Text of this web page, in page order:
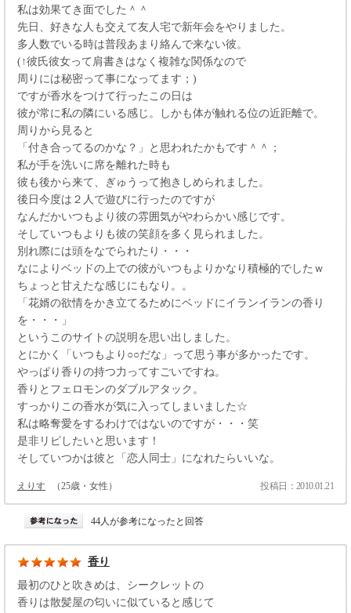
私は効果てき面でした＾＾
先日、好きな人も交えて友人宅で新年会をやりました。
多人数でいる時は普段あまり絡んで来ない彼。
(↑彼氏彼女って肩書きはなく複雑な関係なので
周りには秘密って事になってます；)
ですが香水をつけて行ったこの日は
彼が常に私の隣にいる感じ。しかも体が触れる位の近距離で。
周りから見ると
「付き合ってるのかな？」と思われたかもです＾＾；
私が手を洗いに席を離れた時も
彼も後から来て、ぎゅうって抱きしめられました。
後日今度は２人で遊びに行ったのですが
なんだかいつもより彼の雰囲気がやわらかい感じです。
そしていつもよりも彼の笑顔を多く見られました。
別れ際には頭をなでられたり・・・
なによりベッドの上での彼がいつもよりかなり積極的でしたｗ
ちょっと甘えたな感じにもなり。。
「花婿の欲情をかき立てるためにベッドにイランイランの香り
を・・・」
というこのサイトの説明を思い出しました。
とにかく「いつもより○○だな」って思う事が多かったです。
やっぱり香りの持つ力ってすごいですね。
香りとフェロモンのダブルアタック。
すっかりこの香水が気に入ってしまいました☆
私は略奪愛をするわけではないのですが・・・笑
是非リピしたいと思います！
そしていつかは彼と「恋人同士」になれたらいいな。
えりす （25歳・女性） 投稿日：2010.01.21
44人が参考になったと回答
香り
最初のひと吹きめは、シークレットの
香りは散髪屋の匂いに似ていると感じて